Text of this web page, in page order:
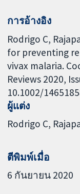
การอ้างอิง
Rodrigo C,
for preventing
vivax malaria.
Reviews 2020,
10.1002/
ผู้แต่ง
Rodrigo C
ตีพิมพ์เมื่อ
6 กันยายน 2020